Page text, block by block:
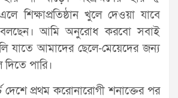
শিক্ষাপ্রতিষ্ঠান খুলে দেওয়া যাবে
বলছেন। আমি অনুরোধ করবো সবাই
চলি যাতে আমাদের ছেলে-মেয়েদের জন্য
দিতে পারি।
দেশে প্রথম করোনারোগী শনাক্তের পর